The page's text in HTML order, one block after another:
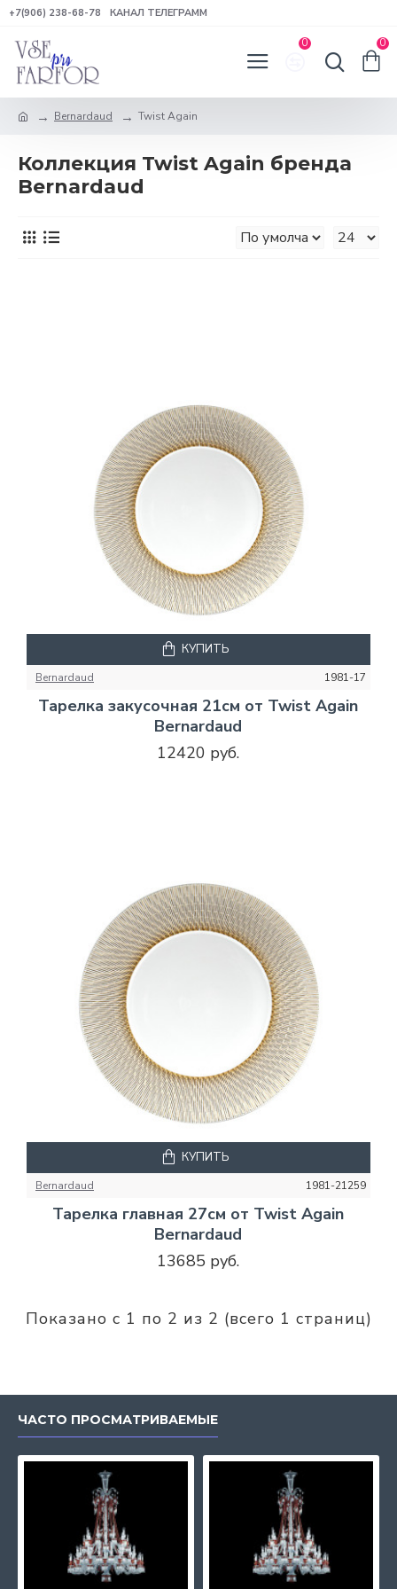
+7(906) 238-68-78 КАНАЛ ТЕЛЕГРАММ
0 0
Bernardaud Twist Again
Коллекция Twist Again бренда
Bernardaud
Bernardaud 1981-17
Тарелка закусочная 21см от Twist Again
Bernardaud
12420 руб.
КУПИТЬ
Bernardaud 1981-21259
Тарелка главная 27см от Twist Again
Bernardaud
13685 руб.
КУПИТЬ
Показано с 1 по 2 из 2 (всего 1 страниц)
ЧАСТО ПРОСМАТРИВАЕМЫЕ